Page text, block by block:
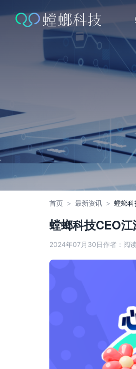
转
首页 > 最新资讯 > 螳螂科
螳螂科技CEO
2024年07月30日作者： 阅